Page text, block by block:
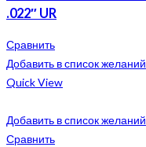
.022″ UR
Сравнить
Добавить в список желаний
Quick View
Добавить в список желаний
Сравнить